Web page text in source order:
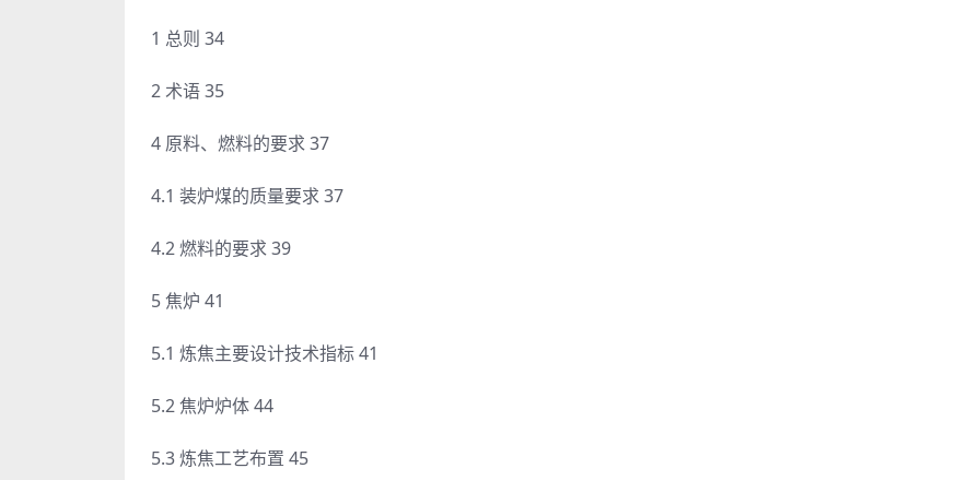
1 总则 34
2 术语 35
4 原料、燃料的要求 37
4.1 装炉煤的质量要求 37
4.2 燃料的要求 39
5 焦炉 41
5.1 炼焦主要设计技术指标 41
5.2 焦炉炉体 44
5.3 炼焦工艺布置 45